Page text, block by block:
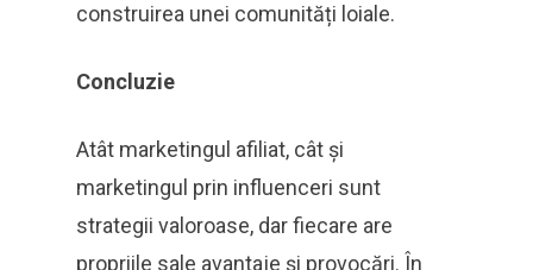
construirea unei comunități loiale.
Concluzie
Atât marketingul afiliat, cât și
marketingul prin influenceri sunt
strategii valoroase, dar fiecare are
propriile sale avantaje și provocări. În